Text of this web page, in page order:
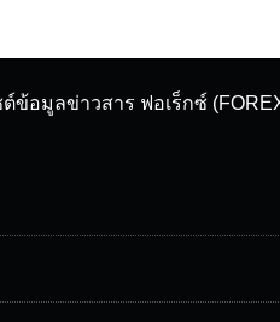
ข้อมูลข่าวสาร ฟอเร็กซ์